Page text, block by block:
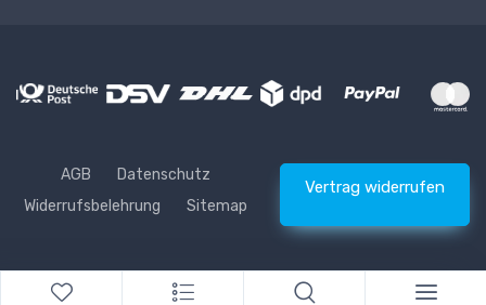
AGB
Datenschutz
Widerrufsbelehrung
Sitemap
Vertrag widerrufen
* Alle Preise inkl. gesetzlicher USt., zzgl. Versand © Waschhelden